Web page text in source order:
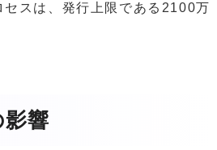
スは、発行上限である2100万
響